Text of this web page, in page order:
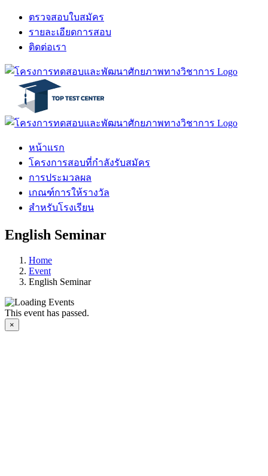
Skip
content
ตรวจสอบใบสมัคร
รายละเอียดการสอบ
ติดต่อเรา
Facebook
X
LINE
หน้าแรก
โครงการสอบที่กำลังรับสมัคร
การประมวลผล
เกณฑ์การให้รางวัล
สำหรับโรงเรียน
English Seminar
Home
Event
English Seminar
This event has passed.
×